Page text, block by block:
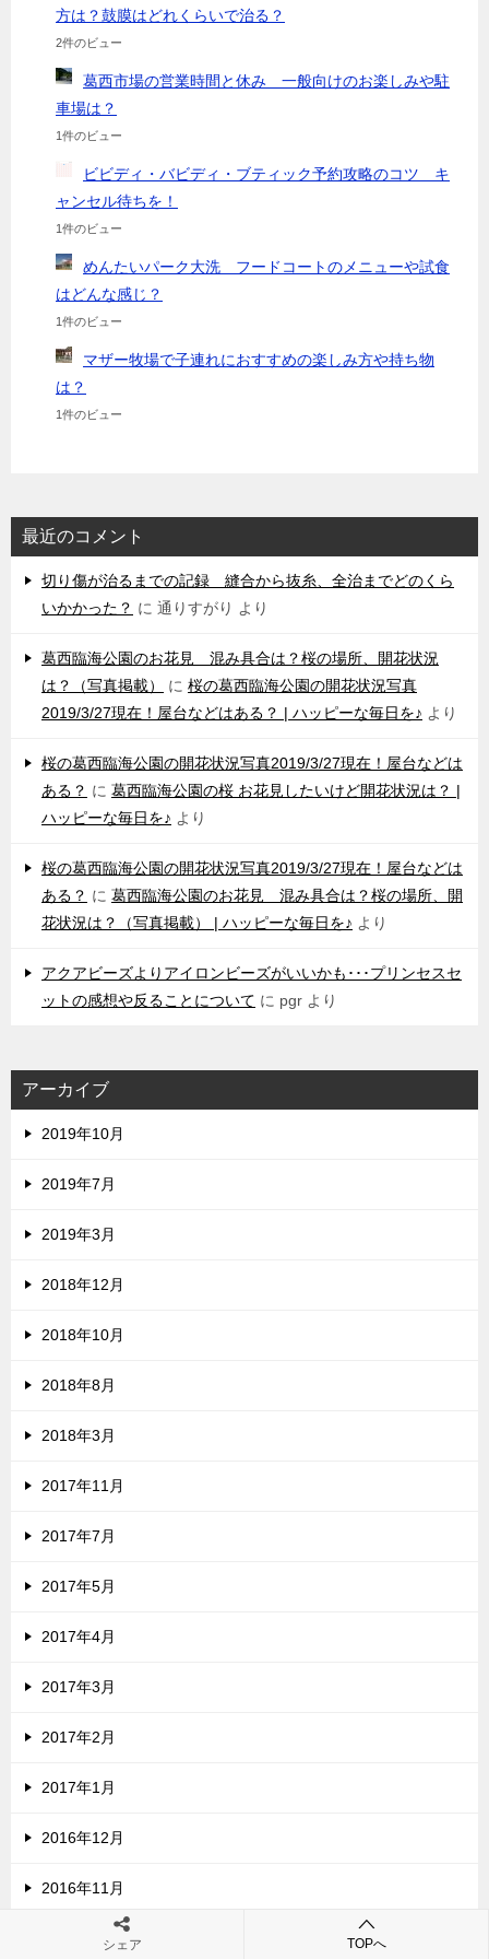
方は？鼓膜はどれくらいで治る？
2件のビュー
葛西市場の営業時間と休み 一般向けのお楽しみや駐
車場は？
1件のビュー
ビビディ・バビディ・ブティック予約攻略のコツ キ
ャンセル待ちを！
1件のビュー
めんたいパーク大洗 フードコートのメニューや試食
はどんな感じ？
1件のビュー
マザー牧場で子連れにおすすめの楽しみ方や持ち物
は？
1件のビュー
最近のコメント
切り傷が治るまでの記録 縫合から抜糸、全治までどのくら
いかかった？ に 通りすがり より
葛西臨海公園のお花見 混み具合は？桜の場所、開花状況
は？（写真掲載）
に 桜の葛西臨海公園の開花状況写真
2019/3/27現在！屋台などはある？ | ハッピーな毎日を♪ より
桜の葛西臨海公園の開花状況写真2019/3/27現在！屋台などは
ある？ に 葛西臨海公園の桜 お花見したいけど開花状況は？ |
ハッピーな毎日を♪ より
桜の葛西臨海公園の開花状況写真2019/3/27現在！屋台などは
ある？ に 葛西臨海公園のお花見 混み具合は？桜の場所、開
花状況は？（写真掲載） | ハッピーな毎日を♪ より
アクアビーズよりアイロンビーズがいいかも･･･プリンセスセ
ットの感想や反ることについて に pgr より
アーカイブ
2019年10月
2019年7月
2019年3月
2018年12月
2018年10月
2018年8月
2018年3月
2017年11月
2017年7月
2017年5月
2017年4月
2017年3月
2017年2月
2017年1月
2016年12月
2016年11月
2016年10月シェア TOPへ